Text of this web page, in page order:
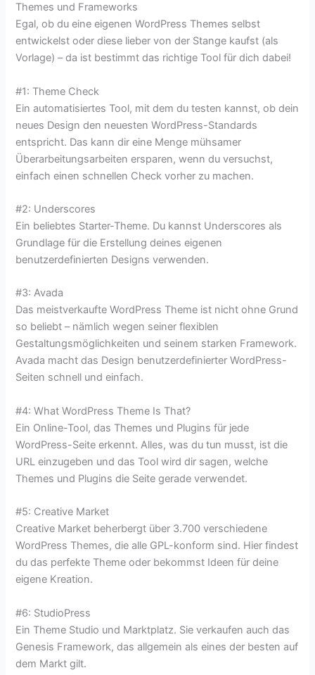
Themes und Frameworks
Egal, ob du eine eigenen WordPress Themes selbst
entwickelst oder diese lieber von der Stange kaufst (als
Vorlage) – da ist bestimmt das richtige Tool für dich dabei!
#1: Theme Check
Ein automatisiertes Tool, mit dem du testen kannst, ob dein
neues Design den neuesten WordPress-Standards
entspricht. Das kann dir eine Menge mühsamer
Überarbeitungsarbeiten ersparen, wenn du versuchst,
einfach einen schnellen Check vorher zu machen.
#2: Underscores
Ein beliebtes Starter-Theme. Du kannst Underscores als
Grundlage für die Erstellung deines eigenen
benutzerdefinierten Designs verwenden.
#3: Avada
Das meistverkaufte WordPress Theme ist nicht ohne Grund
so beliebt – nämlich wegen seiner flexiblen
Gestaltungsmöglichkeiten und seinem starken Framework.
Avada macht das Design benutzerdefinierter WordPress-
Seiten schnell und einfach.
#4: What WordPress Theme Is That?
Ein Online-Tool, das Themes und Plugins für jede
WordPress-Seite erkennt. Alles, was du tun musst, ist die
URL einzugeben und das Tool wird dir sagen, welche
Themes und Plugins die Seite gerade verwendet.
#5: Creative Market
Creative Market beherbergt über 3.700 verschiedene
WordPress Themes, die alle GPL-konform sind. Hier findest
du das perfekte Theme oder bekommst Ideen für deine
eigene Kreation.
#6: StudioPress
Ein Theme Studio und Marktplatz. Sie verkaufen auch das
Genesis Framework, das allgemein als eines der besten auf
dem Markt gilt.